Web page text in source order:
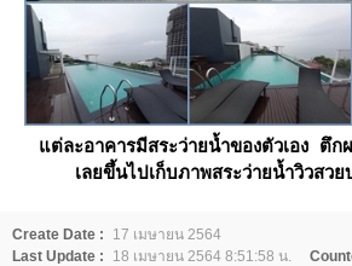
ต่ละอาคารมีสระว่ายน้ำของตัวเอง ตึก
เลยขึ้นไปเก็บภาพสระว่ายน้ำวิวสว
Create Date :
17 เมษายน 2564
Last Update :
18 เมษายน 2564 8:51:58 น.